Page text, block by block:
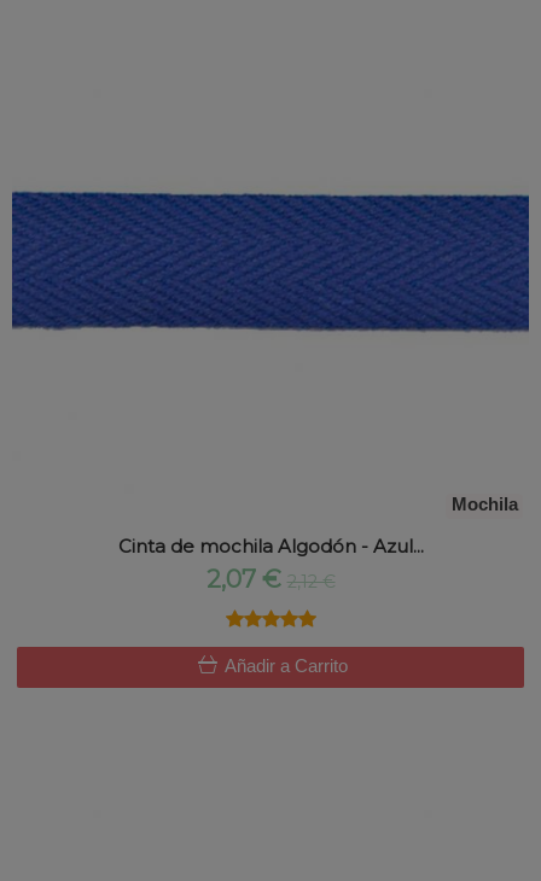
Mochila
Cinta de mochila Algodón - Azul...
2,07 € 2,12 €
★★★★★
★★★★★
Añadir a Carrito